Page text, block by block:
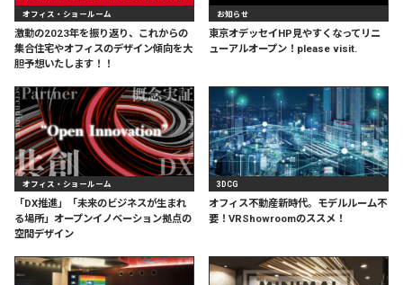
オフィス・ショールーム
激動の2023年を振り返り、これからの
集合住宅やオフィスのデザイン傾向を大
胆予想いたします！！
お知らせ
東京オデッセイHP見やすくなってリニ
ューアルオープン！please visit.
オフィス・ショールーム
「DX推進」「未来のビジネスが生まれ
る場所」オープンイノベーション拠点の
空間デザイン
3DCG
オフィス不動産新時代。モデルルーム不
要！VRShowroomのススメ！